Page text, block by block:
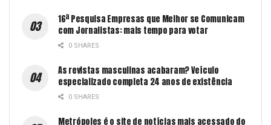
16ª Pesquisa Empresas que Melhor se Comunicam
com Jornalistas: mais tempo para votar
0 SHARES
As revistas masculinas acabaram? Veículo
especializado completa 24 anos de existência
0 SHARES
Metrópoles é o site de notícias mais acessado do